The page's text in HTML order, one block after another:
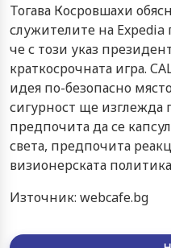
Тогава Косровшахи
служителите на
че с този указ
краткосрочната игра.
идея по-безопасно
сигурност ще изглежда
предпочита да се
света, предпочита
визионерската
Източник: webcafe.bg